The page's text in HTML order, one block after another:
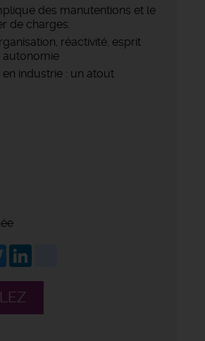
des manutentions et le
de charges.
réactivité, esprit
autonomie
en industrie : un atout
Twitter